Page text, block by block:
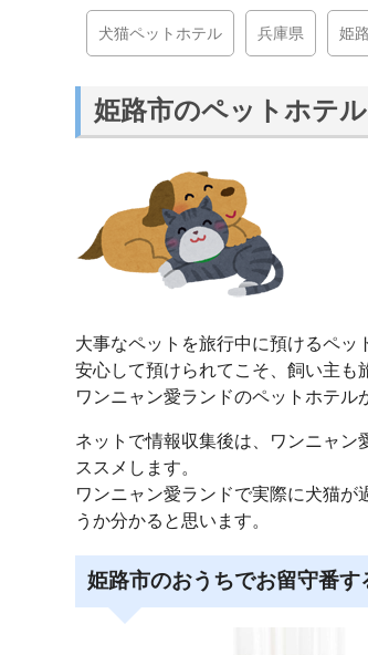
犬猫ペットホテル 兵庫県 姫
姫路市のペットホテ
大事なペットを旅行中に預けるペッ
安心して預けられてこそ、飼い主も
ワンニャン愛ランドのペットホテル
ネットで情報収集後は、ワンニャン
ススメします。
ワンニャン愛ランドで実際に犬猫
うか分かると思います。
姫路市のおうちでお留守番す